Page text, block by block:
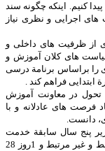
کنیم. اینکه چگونه سند
اجرایی و نظری نیاز
از ظرفیت های داخلی و
سیاست های کلان آموزش و
را براساس برنامة درسی
ابتدایی فراهم کند .
تحول در معاونت آموزش
فرصت های عادلانه و با
دانست.
ابتدایی زیر پنج سال سابقة خدمت
داریم که از این تعداد حدود 8 هزار نفر رشته های مرتبط و غیر مرتبط و 1روز 28